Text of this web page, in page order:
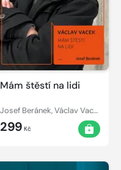
Mám štěstí na lidi
Josef Beránek, Václav Vacek
299 Kč